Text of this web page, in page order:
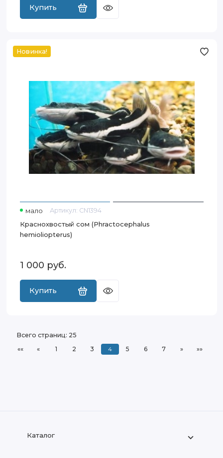
Купить
Краснохвостый
Новинка!
мало Артикул: CN1394
Краснохвостый сом (Phractocephalus
hemioliopterus)
1 000 руб.
Купить
Всего страниц: 25
««
« 1 2 3 4 5 6 7 » »»
Каталог